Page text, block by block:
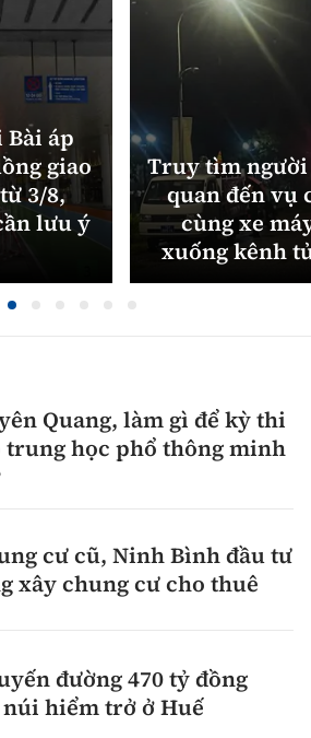
Bài áp
giao
3/8,
lưu ý
Truy tìm
quan đến vụ
cùng xe
xuống kênh
Quang, làm gì để kỳ thi
học phổ thông minh
cư cũ, Ninh Bình đầu tư
xây chung cư cho thuê
đường 470 tỷ đồng
hiểm trở ở Huế